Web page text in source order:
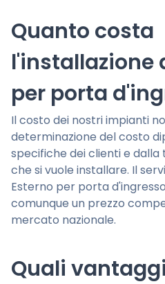
Quanto costa
l'installazione
per porta
Il costo dei nostri impianti
determinazione del costo
specifiche dei clienti e
che si vuole installare. Il
Esterno per porta
comunque un prezzo
mercato nazionale.
Quali